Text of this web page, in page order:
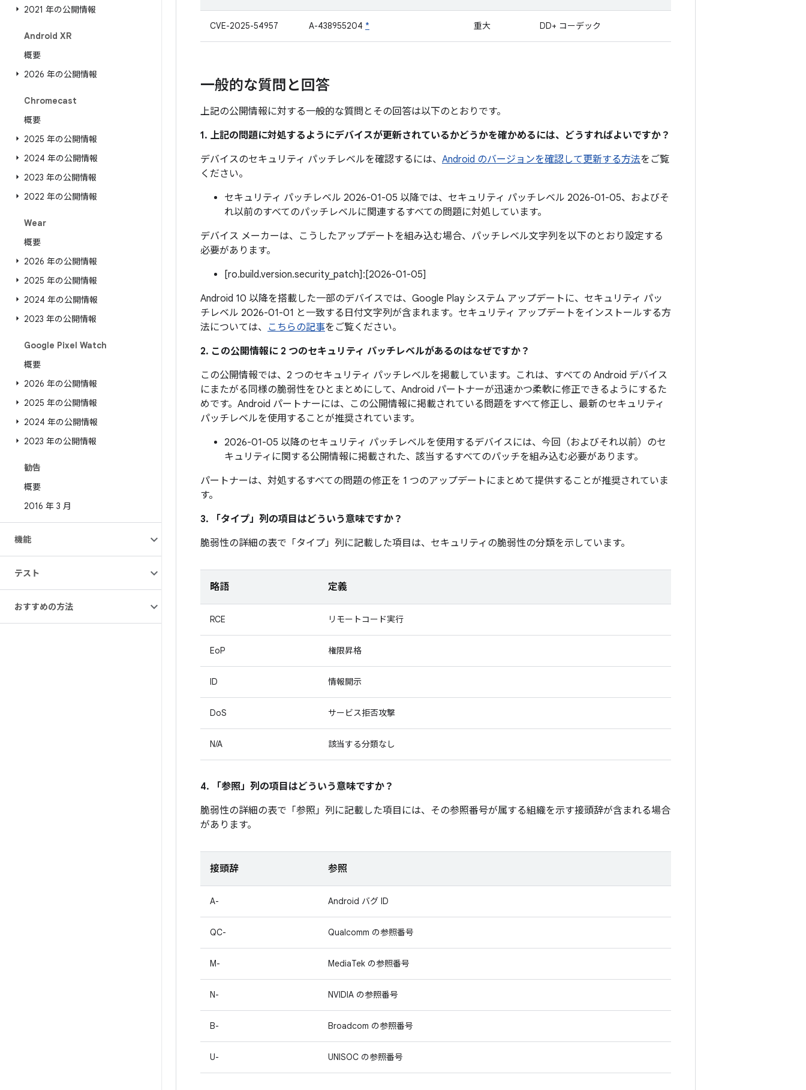
2021 年の公開情報
Android XR
概要
2026 年の公開情報
Chromecast
概要
2025 年の公開情報
2024 年の公開情報
2023 年の公開情報
2022 年の公開情報
Wear
概要
2026 年の公開情報
2025 年の公開情報
2024 年の公開情報
2023 年の公開情報
Google Pixel Watch
概要
2026 年の公開情報
2025 年の公開情報
2024 年の公開情報
2023 年の公開情報
勧告
概要
2016 年 3 月
機能
テスト
おすすめの方法
CVE-2025-54957 A-438955204 * 重大 DD+ コーデック
一般的な質問と回答
上記の公開情報に対する一般的な質問とその回答は以下のとおりです。
1. 上記の問題に対処するようにデバイスが更新されているかどうかを確かめるには、どうすればよいですか？
デバイスのセキュリティ パッチレベルを確認するには、 Android のバージョンを確認して更新する方法をご覧
ください。
セキュリティ パッチレベル 2026-01-05 以降では、セキュリティ パッチレベル 2026-01-05、およびそ
れ以前のすべてのパッチレベルに関連するすべての問題に対処しています。
デバイス メーカーは、こうしたアップデートを組み込む場合、パッチレベル文字列を以下のとおり設定する
必要があります。
[ro.build.version.security_patch]:[2026-01-05]
Android 10 以降を搭載した一部のデバイスでは、Google Play システム アップデートに、セキュリティ パッ
チレベル 2026-01-01 と一致する日付文字列が含まれます。セキュリティ アップデートをインストールする方
法については、 こちらの記事をご覧ください。
2. この公開情報に 2 つのセキュリティ パッチレベルがあるのはなぜですか？
この公開情報では、2 つのセキュリティ パッチレベルを掲載しています。これは、すべての Android デバイス
にまたがる同様の脆弱性をひとまとめにして、Android パートナーが迅速かつ柔軟に修正できるようにするた
めです。Android パートナーには、この公開情報に掲載されている問題をすべて修正し、最新のセキュリティ
パッチレベルを使用することが推奨されています。
2026-01-05 以降のセキュリティ パッチレベルを使用するデバイスには、今回（およびそれ以前）のセ
キュリティに関する公開情報に掲載された、該当するすべてのパッチを組み込む必要があります。
パートナーは、対処するすべての問題の修正を 1 つのアップデートにまとめて提供することが推奨されていま
す。
3. 「タイプ」 列の項目はどういう意味ですか？
脆弱性の詳細の表で「タイプ」 列に記載した項目は、セキュリティの脆弱性の分類を示しています。
略語 定義
RCE リモートコード実行
EoP 権限昇格
ID 情報開示
DoS サービス拒否攻撃
N/A 該当する分類なし
4. 「参照」 列の項目はどういう意味ですか？
脆弱性の詳細の表で「参照」 列に記載した項目には、その参照番号が属する組織を示す接頭辞が含まれる場合
があります。
接頭辞 参照
A- Android バグ ID
QC- Qualcomm の参照番号
M- MediaTek の参照番号
N- NVIDIA の参照番号
B- Broadcom の参照番号
U- UNISOC の参照番号